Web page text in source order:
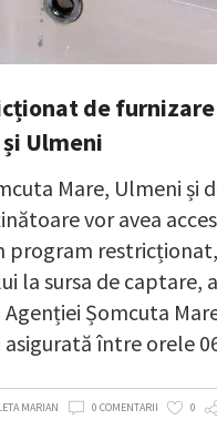
de furnizare
Ulmeni
Mare, Ulmeni și
vor avea
program
la sursa de captare,
Agenției Șomcuta
între orele
MARIAN 0 COMENTARII 0